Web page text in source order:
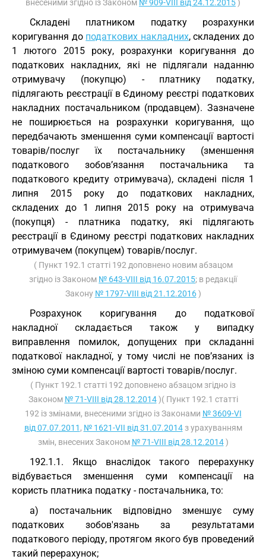
внесеними згідно із Законом № 909-VIII від 24.12.2015)
Складені платником податку розрахунки
коригування до податкових накладних, складених до
1 лютого 2015 року, розрахунки коригування до
податкових накладних, які не підлягали наданню
отримувачу (покупцю) - платнику податку,
підлягають реєстрації в Єдиному реєстрі податкових
накладних постачальником (продавцем). Зазначене
не поширюється на розрахунки коригування, що
передбачають зменшення суми компенсації вартості
товарів/послуг їх постачальнику (зменшення
податкового зобов’язання постачальника та
податкового кредиту отримувача), складені після 1
липня 2015 року до податкових накладних,
складених до 1 липня 2015 року на отримувача
(покупця) - платника податку, які підлягають
реєстрації в Єдиному реєстрі податкових накладних
отримувачем (покупцем) товарів/послуг.
( Пункт 192.1 статті 192 доповнено новим абзацом
згідно із Законом № 643-VIII від 16.07.2015; в редакції
Закону № 1797-VIII від 21.12.2016)
Розрахунок коригування до податкової
накладної складається також у випадку
виправлення помилок, допущених при складанні
податкової накладної, у тому числі не пов’язаних із
зміною суми компенсації вартості товарів/послуг.
( Пункт 192.1 статті 192 доповнено абзацом згідно із
Законом № 71-VIII від 28.12.2014)( Пункт 192.1 статті
192 із змінами, внесеними згідно із Законами № 3609-VI
від 07.07.2011 , № 1621-VII від 31.07.2014з урахуванням
змін, внесених Законом № 71-VIII від 28.12.2014)
192.1.1. Якщо внаслідок такого перерахунку
відбувається зменшення суми компенсації на
користь платника податку - постачальника, то:
а) постачальник відповідно зменшує суму
податкових зобов'язань за результатами
податкового періоду, протягом якого був проведений
такий перерахунок;